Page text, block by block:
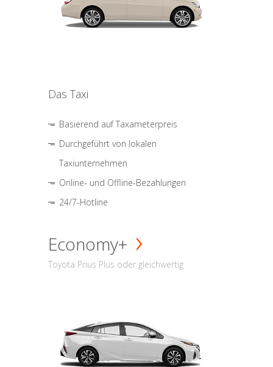
Das Taxi
Basierend auf Taxameterpreis
Durchgeführt von lokalen
Taxiunternehmen
Online- und Offline-Bezahlungen
24/7-Hotline
Economy+
Toyota Prius Plus oder gleichwertig